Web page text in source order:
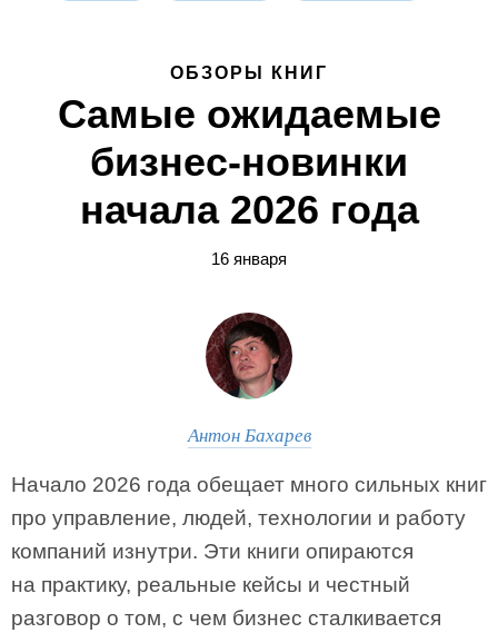
ОБЗОРЫ КНИГ
Самые ожидаемые
бизнес-новинки
начала 2026 года
16 января
Антон Бахарев
Начало 2026 года обещает много сильных книг
про управление, людей, технологии и работу
компаний изнутри. Эти книги опираются
на практику, реальные кейсы и честный
разговор о том, с чем бизнес сталкивается